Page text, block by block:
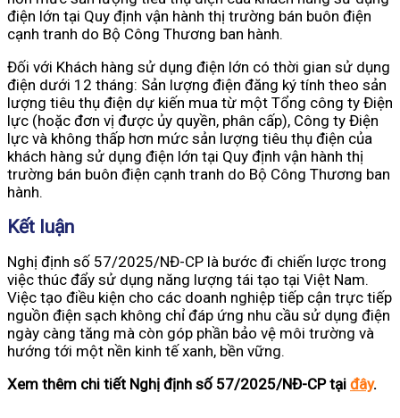
điện lớn tại Quy định vận hành thị trường bán buôn điện
cạnh tranh do Bộ Công Thương ban hành.
Đối với Khách hàng sử dụng điện lớn có thời gian sử dụng
điện dưới 12 tháng: Sản lượng điện đăng ký tính theo sản
lượng tiêu thụ điện dự kiến mua từ một Tổng công ty Điện
lực (hoặc đơn vị được ủy quyền, phân cấp), Công ty Điện
lực và không thấp hơn mức sản lượng tiêu thụ điện của
khách hàng sử dụng điện lớn tại Quy định vận hành thị
trường bán buôn điện cạnh tranh do Bộ Công Thương ban
hành.
Kết luận
Nghị định số 57/2025/NĐ-CP là bước đi chiến lược trong
việc thúc đẩy sử dụng năng lượng tái tạo tại Việt Nam.
Việc tạo điều kiện cho các doanh nghiệp tiếp cận trực tiếp
nguồn điện sạch không chỉ đáp ứng nhu cầu sử dụng điện
ngày càng tăng mà còn góp phần bảo vệ môi trường và
hướng tới một nền kinh tế xanh, bền vững.
Xem thêm chi tiết Nghị định số 57/2025/NĐ-CP tại đây.